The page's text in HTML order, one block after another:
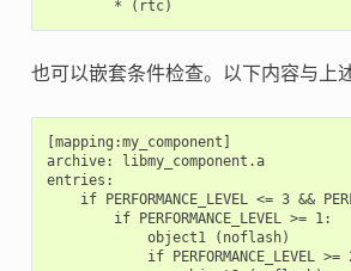
也可以嵌套条件检查。以下内容与上
[mapping:my_component]
archive: libmy_component.a
entries:
if PERFORMANCE_LEVEL <= 3 &&
        if PERFORMANCE_LEVEL >= 1:
            object1 (noflash)
if PERFORMANCE_LEVEL >=